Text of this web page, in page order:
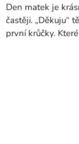
Den matek je
častěji. „Děkuju“
první krůčky.